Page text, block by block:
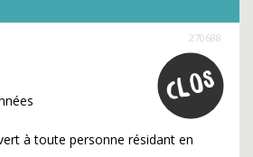
270688
à toute personne résidant en